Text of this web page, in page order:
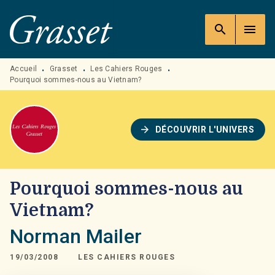
MENU RECHERCHE
PIED DE PAGE
search menu
Accueil • Grasset • Les Cahiers Rouges
•
Pourquoi sommes-nous au Vietnam?
arrow_forward DÉCOUVRIR L'UNIVERS
Pourquoi sommes-nous au
Vietnam?
Norman Mailer
19/03/2008 LES CAHIERS ROUGES